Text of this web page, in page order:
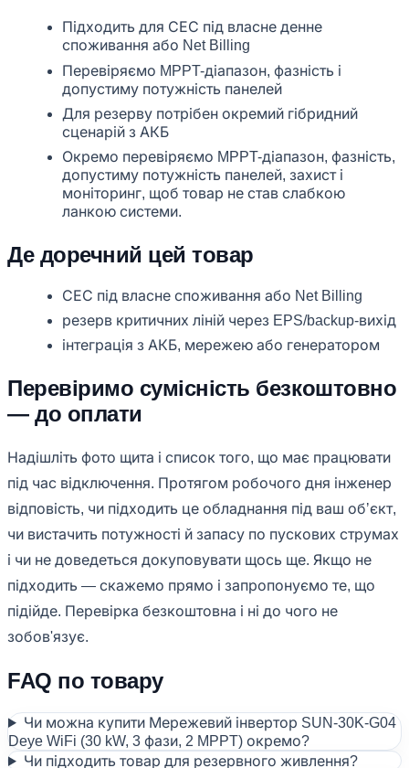
Підходить для СЕС під власне денне
споживання або Net Billing
Перевіряємо MPPT-діапазон, фазність і
допустиму потужність панелей
Для резерву потрібен окремий гібридний
сценарій з АКБ
Окремо перевіряємо MPPT-діапазон, фазність,
допустиму потужність панелей, захист і
моніторинг, щоб товар не став слабкою
ланкою системи.
Де доречний цей товар
СЕС під власне споживання або Net Billing
резерв критичних ліній через EPS/backup-вихід
інтеграція з АКБ, мережею або генератором
Перевіримо сумісність безкоштовно
— до оплати
Надішліть фото щита і список того, що має працювати
під час відключення. Протягом робочого дня інженер
відповість, чи підходить це обладнання під ваш обʼєкт,
чи вистачить потужності й запасу по пускових струмах
і чи не доведеться докуповувати щось ще. Якщо не
підходить — скажемо прямо і запропонуємо те, що
підійде. Перевірка безкоштовна і ні до чого не
зобов'язує.
FAQ по товару
Чи можна купити Мережевий інвертор SUN-30K-G04
Deye WiFi (30 kW, 3 фази, 2 MPPT) окремо?
Чи підходить товар для резервного живлення?